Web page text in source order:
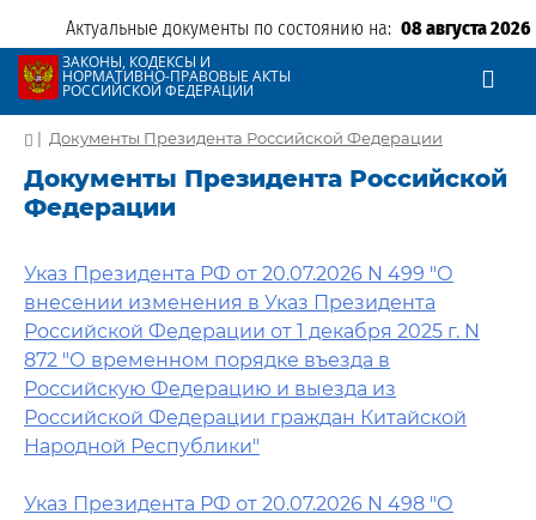
Актуальные документы по состоянию на: 08 августа 2026
ЗАКОНЫ, КОДЕКСЫ И
НОРМАТИВНО-ПРАВОВЫЕ АКТЫ
РОССИЙСКОЙ ФЕДЕРАЦИИ
| Документы Президента Российской Федерации
Документы Президента Российской
Федерации
Указ Президента РФ от 20.07.2026 N 499 "О
внесении изменения в Указ Президента
Российской Федерации от 1 декабря 2025 г. N
872 "О временном порядке въезда в
Российскую Федерацию и выезда из
Российской Федерации граждан Китайской
Народной Республики"
Указ Президента РФ от 20.07.2026 N 498 "О